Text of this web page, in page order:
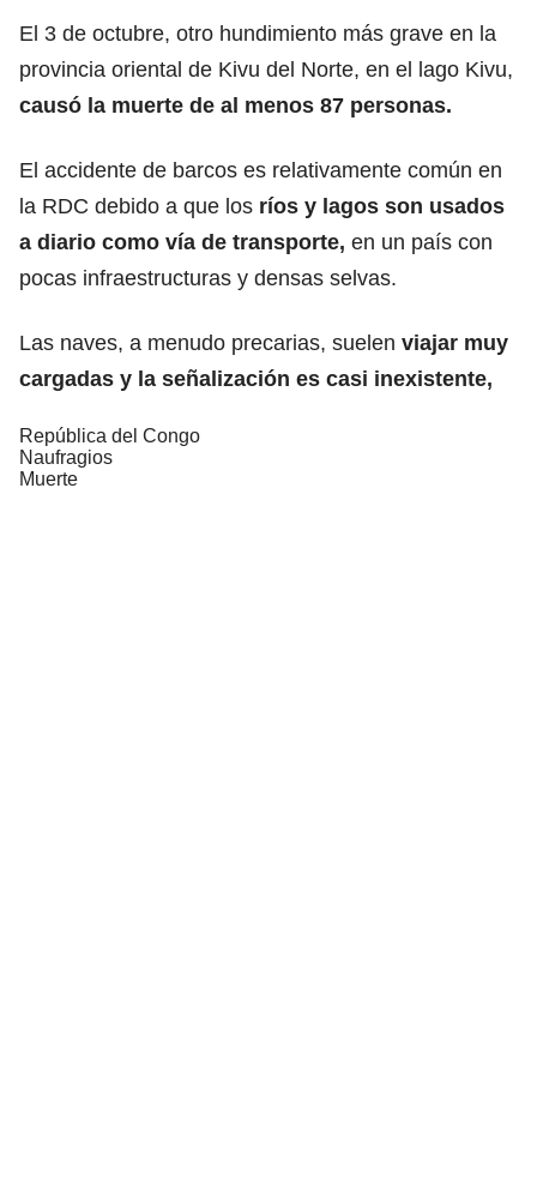
El 3 de octubre, otro hundimiento más grave en la
provincia oriental de Kivu del Norte, en el lago Kivu,
causó la muerte de al menos 87 personas.
El accidente de barcos es relativamente común en
la RDC debido a que los ríos y lagos son usados
a diario como vía de transporte, en un país con
pocas infraestructuras y densas selvas.
Las naves, a menudo precarias, suelen viajar muy
cargadas y la señalización es casi inexistente,
República del Congo
Naufragios
Muerte